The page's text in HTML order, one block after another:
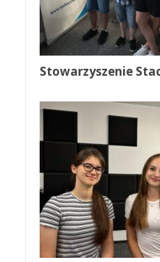
Stowarzyszenie